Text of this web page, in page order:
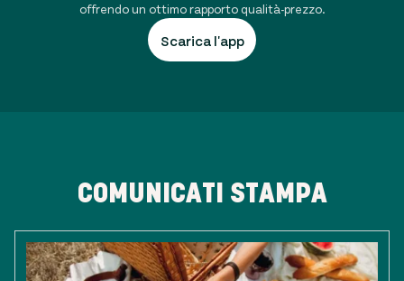
offrendo un ottimo rapporto qualità-prezzo.
Scarica l'app
COMUNICATI STAMPA